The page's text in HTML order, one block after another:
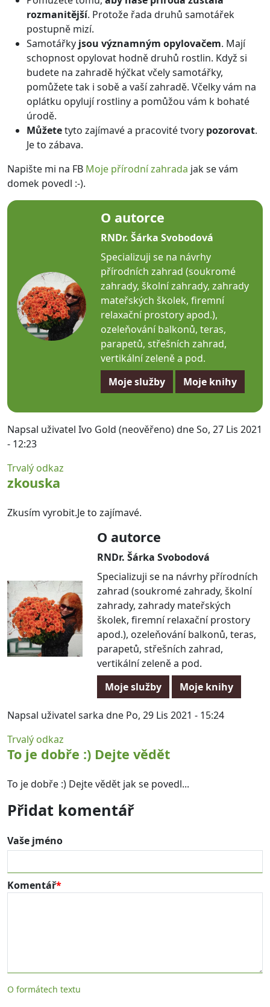
rozmanitější. Protože řada druhů samotářek
postupně mizí.
Samotářky jsou významným opylovačem. Mají
schopnost opylovat hodně druhů rostlin. Když si
budete na zahradě hýčkat včely samotářky,
pomůžete tak i sobě a vaší zahradě. Včelky vám na
oplátku opylují rostliny a pomůžou vám k bohaté
úrodě.
Můžetetyto zajímavé a pracovité tvory pozorovat.
Je to zábava.
Napište mi na FB Moje přírodní zahrada jak se vám
domek povedl :-).
O autorce
RNDr. Šárka Svobodová
Specializuji se na návrhy
přírodních zahrad (soukromé
zahrady, školní zahrady, zahrady
mateřských školek, firemní
relaxační prostory apod.),
ozeleňování balkonů, teras,
parapetů, střešních zahrad,
vertikální zeleně a pod.
Moje služby
Moje knihy
Napsal uživatel Ivo Gold (neověřeno)dne So, 27 Lis 2021
- 12:23
Trvalý odkaz
zkouska
Zkusím vyrobit.Je to zajímavé.
O autorce
RNDr. Šárka Svobodová
Specializuji se na návrhy přírodních
zahrad (soukromé zahrady, školní
zahrady, zahrady mateřských
školek, firemní relaxační prostory
apod.), ozeleňování balkonů, teras,
parapetů, střešních zahrad,
vertikální zeleně a pod.
Moje služby
Moje knihy
Napsal uživatel sarka dne Po, 29 Lis 2021 - 15:24
In reply tozkouska
Trvalý odkaz
To je dobře :) Dejte vědět
To je dobře :) Dejte vědět jak se povedl...
Přidat komentář
Vaše jméno
Komentář
O formátech textu